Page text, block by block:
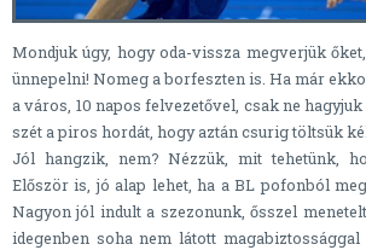
Mondjuk úgy, hogy oda-vissza megverjük
ünnepelni! Nomeg a borfeszten is. Ha már
a város, 10 napos felvezetővel, csak ne
szét a piros hordát, hogy aztán csurig töltsük
Jól hangzik, nem? Nézzük, mit tehetünk,
Először is, jó alap lehet, ha a BL pofonból
Nagyon jól indult a szezonunk, ősszel
idegenben soha nem látott